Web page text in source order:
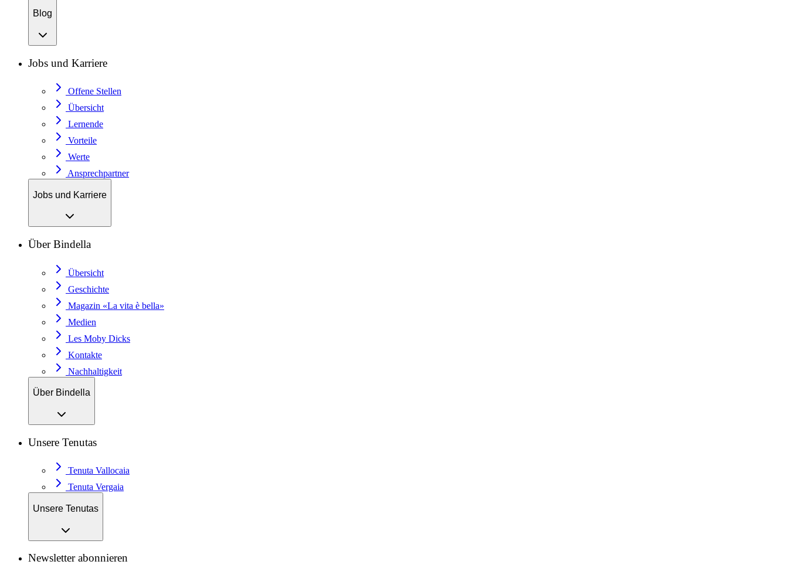
Blog
Jobs und Karriere
Offene Stellen
Übersicht
Lernende
Vorteile
Werte
Ansprechpartner
Jobs und Karriere
Über Bindella
Übersicht
Geschichte
Magazin «La vita è bella»
Medien
Les Moby Dicks
Kontakte
Nachhaltigkeit
Über Bindella
Unsere Tenutas
Tenuta Vallocaia
Tenuta Vergaia
Unsere Tenutas
Newsletter abonnieren